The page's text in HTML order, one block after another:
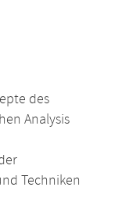
des
Analysis
Techniken